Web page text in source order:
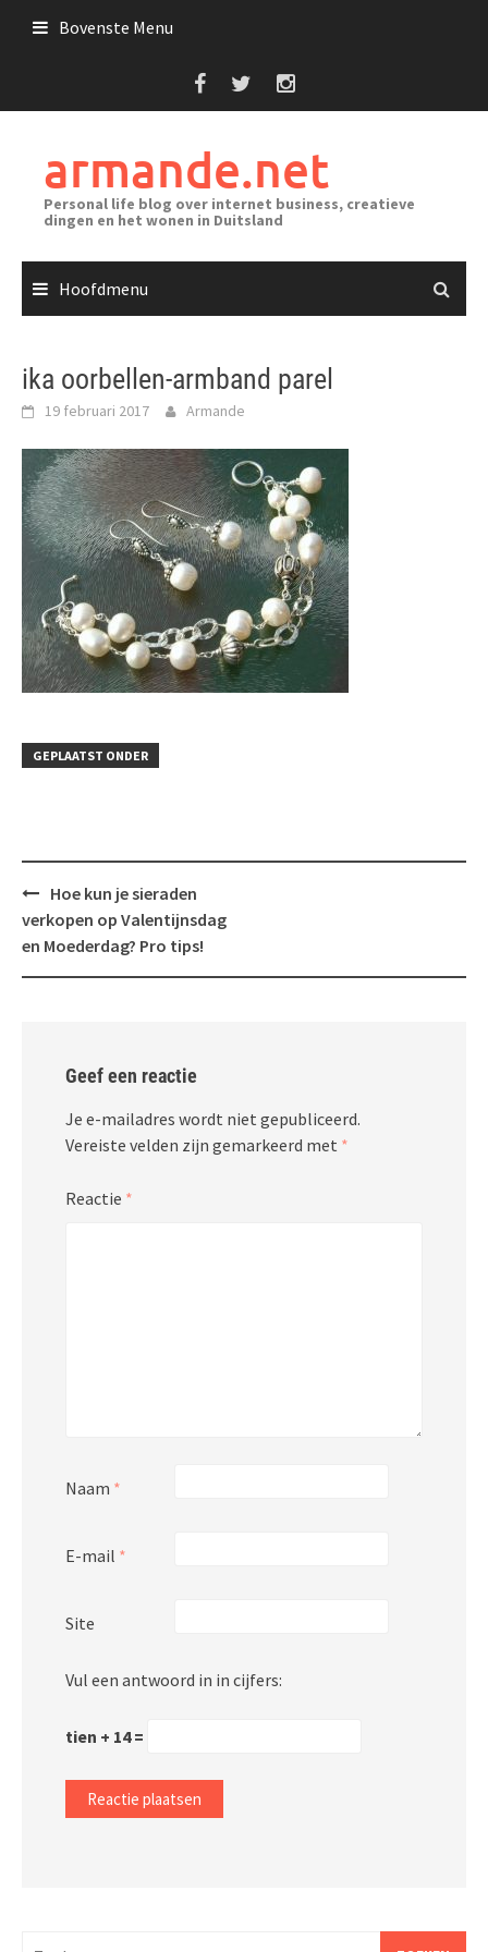
Bovenste Menu
armande.net
Personal life blog over internet business, creatieve
dingen en het wonen in Duitsland
Hoofdmenu
ika oorbellen-armband parel
19 februari 2017 Armande
GEPLAATST ONDER
Bericht
navigatie
Hoe kun je sieraden
verkopen op Valentijnsdag
en Moederdag? Pro tips!
Geef een reactie
Je e-mailadres wordt niet gepubliceerd.
Vereiste velden zijn gemarkeerd met *
Reactie *
Naam *
E-mail *
Site
Vul een antwoord in in cijfers:
tien + 14 =